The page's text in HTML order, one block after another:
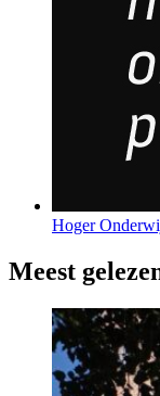
Hoger
Meest